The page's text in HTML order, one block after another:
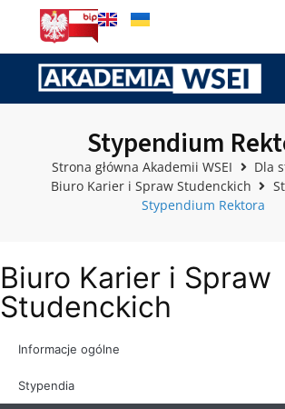
Stypendium
Strona główna Akademii WSEI
Dla
Biuro Karier i Spraw Studenckich
Stypendium Rektora
Biuro Karier i Spraw
Studenckich
Informacje ogólne
Stypendia